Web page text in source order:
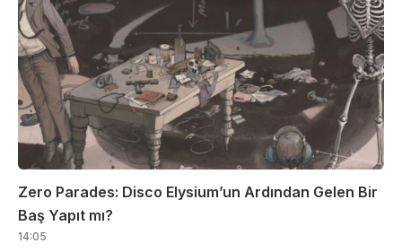
Zero Parades: Disco Elysium’un Ardından Gelen Bir
Baş Yapıt mı?
14:05